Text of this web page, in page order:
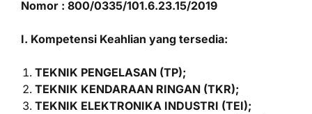
Nomor : 800/0335/101.6.23.15/2019
I. Kompetensi Keahlian yang tersedia:
TEKNIK PENGELASAN (TP);
TEKNIK KENDARAAN RINGAN (TKR);
TEKNIK ELEKTRONIKA INDUSTRI (TEI);